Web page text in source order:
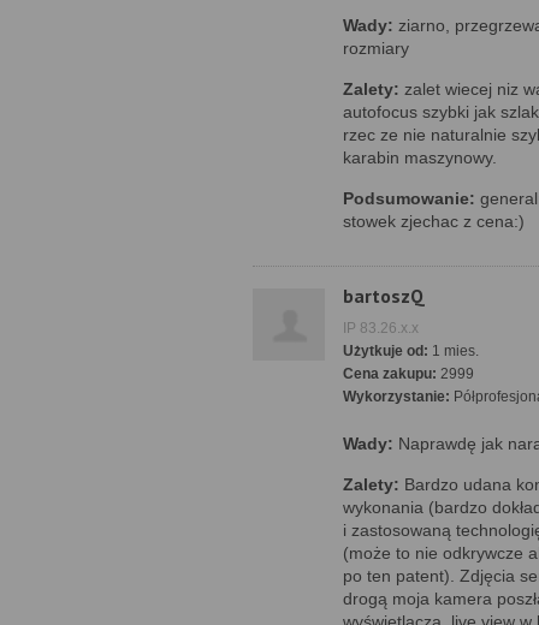
Wady: ziarno,
rozmiary
Zalety: zalet wiecej niz
autofocus szybki jak
rzec ze nie naturalnie
karabin maszynowy.
Podsumowanie:
stowek zjechac z cena:)
bartoszQ
IP 83.26.x.x
Użytkuje od: 1 mies.
Cena zakupu: 2999
Wykorzystanie:
Wady: Naprawdę jak
Zalety: Bardzo udana
wykonania (bardzo
i zastosowaną
(może to nie odkrywcze
po ten patent). Zdjęcia
drogą moja kamera